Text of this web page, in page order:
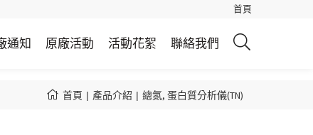
首頁
通知 原廠活動 活動花絮 聯絡我們
首頁 產品介紹 總氮, 蛋白質分析儀(TN)